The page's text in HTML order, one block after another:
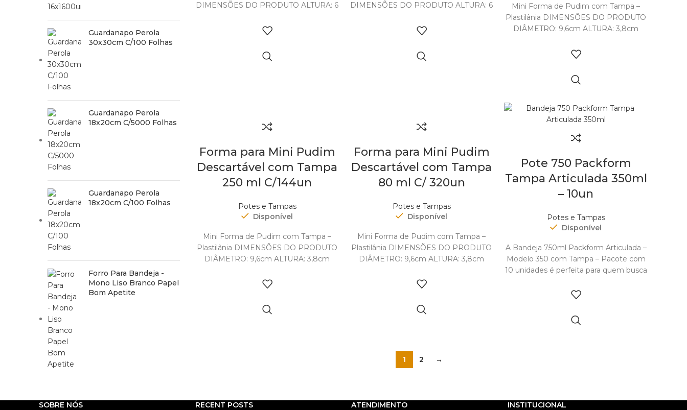
Guardanapo Perola
30x30cm C/100 Folhas
Guardanapo Perola
18x20cm C/5000 Folhas
Guardanapo Perola
18x20cm C/100 Folhas
Forro Para Bandeja -
Mono Liso Branco Papel
Bom Apetite
DIMENSÕES DO PRODUTO ALTURA: 6
COMPRIMENTO: 18 cm
DIMENSÕES DO PRODUTO ALTURA: 6
COMPRIMENTO: 18 cm
Mini Forma de Pudim com Tampa –
Plastilânia DIMENSÕES DO PRODUTO
DIÂMETRO: 9,6cm ALTURA: 3,8cm
PESO DA EMBALAGEM:
Forma para Mini Pudim
Descartável com Tampa
250 ml C/144un
Potes e Tampas
Disponível
Mini Forma de Pudim com Tampa –
Plastilânia DIMENSÕES DO PRODUTO
DIÂMETRO: 9,6cm ALTURA: 3,8cm
PESO DA EMBALAGEM:
Forma para Mini Pudim
Descartável com Tampa
80 ml C/ 320un
Potes e Tampas
Disponível
Mini Forma de Pudim com Tampa –
Plastilânia DIMENSÕES DO PRODUTO
DIÂMETRO: 9,6cm ALTURA: 3,8cm
PESO DA EMBALAGEM:
Pote 750 Packform
Tampa Articulada 350ml
– 10un
Potes e Tampas
Disponível
A Bandeja 750ml Packform Articulada –
Modelo 350 com Tampa – Pacote com
10 unidades é perfeita para quem busca
1 2 →
SOBRE NÓS RECENT POSTS ATENDIMENTO INSTITUCIONAL